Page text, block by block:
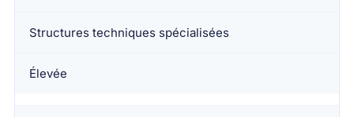
Structures techniques spécialisées
Élevée